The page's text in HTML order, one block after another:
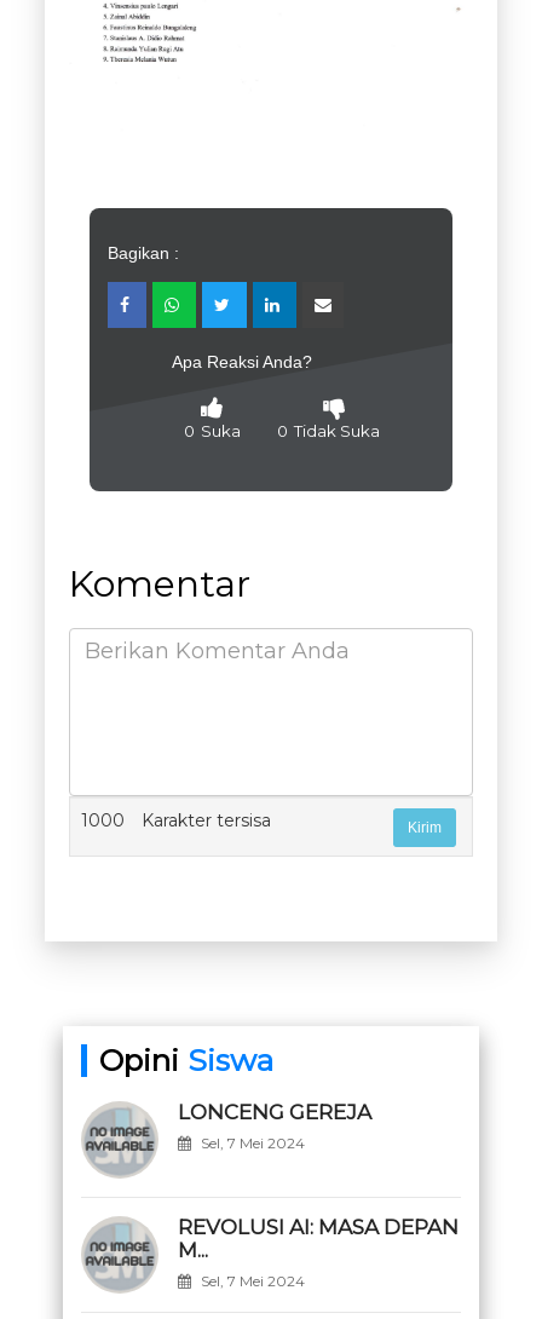
Bagikan :
Apa Reaksi Anda?
0 Suka 0 Tidak Suka
Komentar
1000 Karakter tersisa
Opini Siswa
LONCENG GEREJA
Sel, 7 Mei 2024
REVOLUSI AI: MASA DEPAN
M...
Sel, 7 Mei 2024